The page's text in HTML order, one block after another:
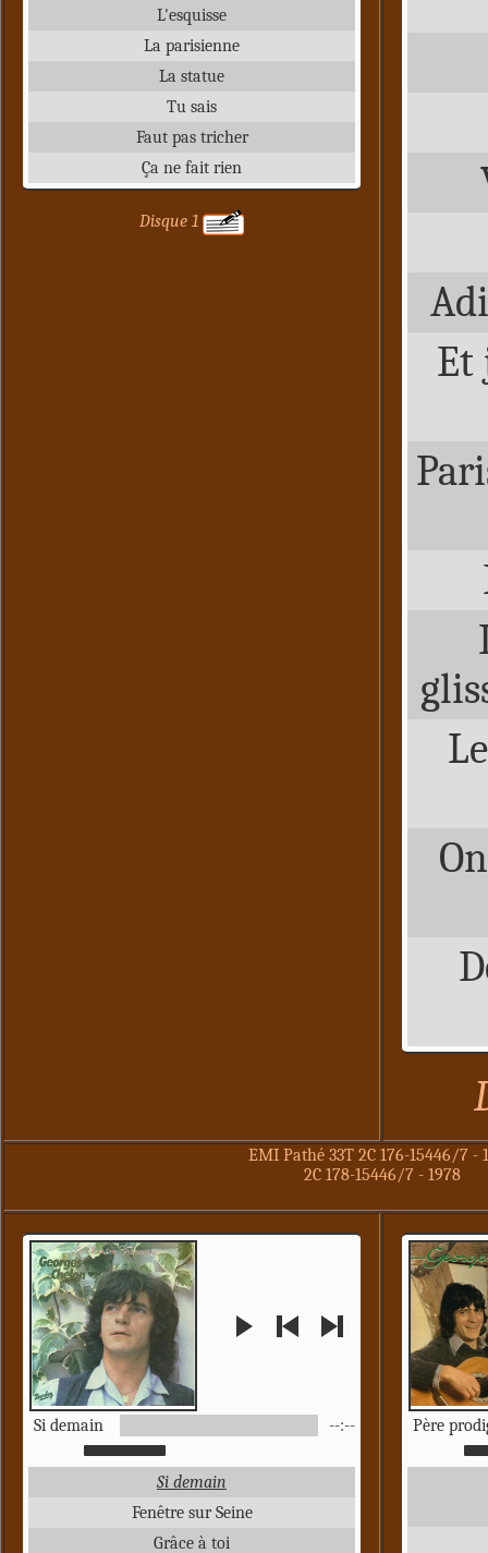
L'esquisse
La parisienne
La statue
Tu sais
Faut pas tricher
Ça ne fait rien
Disque 1
Et
EMI Pathé 33T 2C 176-15446/7 -
2C 178-15446/7 - 1978
Si demain --:--
Si demain
Fenêtre sur Seine
Grâce à toi
Père